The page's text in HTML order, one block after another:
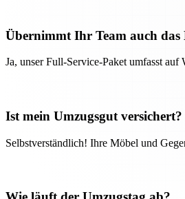
Übernimmt Ihr Team auch das
Ja, unser Full-Service-Paket umfasst
Ist mein Umzugsgut versichert?
Selbstverständlich! Ihre Möbel und